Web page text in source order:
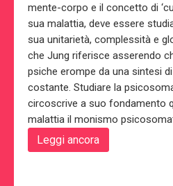
mente-corpo e il concetto di
sua malattia, deve essere
sua unitarietà, complessità e
che Jung riferisce asserendo
psiche erompe da una sintesi
costante. Studiare la
circoscrive a suo fondamento
malattia il monismo
Leggi ancora